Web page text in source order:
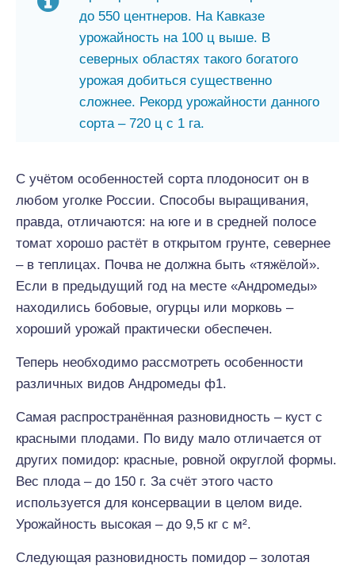
до 550 центнеров. На Кавказе
урожайность на 100 ц выше. В
северных областях такого богатого
урожая добиться существенно
сложнее. Рекорд урожайности данного
сорта – 720 ц с 1 га.
С учётом особенностей сорта плодоносит он в
любом уголке России. Способы выращивания,
правда, отличаются: на юге и в средней полосе
томат хорошо растёт в открытом грунте, севернее
– в теплицах. Почва не должна быть «тяжёлой».
Если в предыдущий год на месте «Андромеды»
находились бобовые, огурцы или морковь –
хороший урожай практически обеспечен.
Теперь необходимо рассмотреть особенности
различных видов Андромеды ф1.
Самая распространённая разновидность – куст с
красными плодами. По виду мало отличается от
других помидор: красные, ровной округлой формы.
Вес плода – до 150 г. За счёт этого часто
используется для консервации в целом виде.
Урожайность высокая – до 9,5 кг с м².
Следующая разновидность помидор – золотая